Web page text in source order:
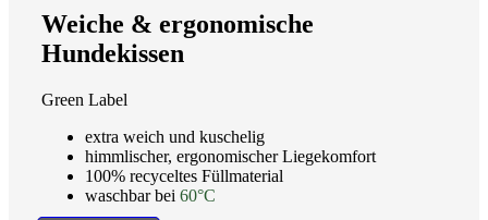
Weiche & ergonomische
Hundekissen
Green Label
extra weich und kuschelig
himmlischer, ergonomischer Liegekomfort
100% recyceltes Füllmaterial
waschbar bei 60°C